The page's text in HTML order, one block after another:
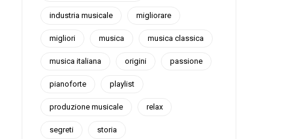
industria musicale migliorare
migliori musica musica classica
musica italiana origini passione
pianoforte playlist
produzione musicale relax
segreti storia